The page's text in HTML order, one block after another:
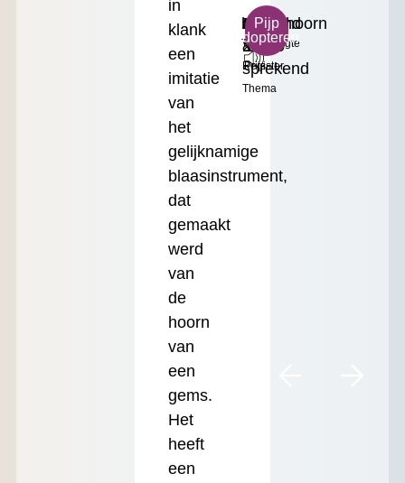
in
klank
een
imitatie
van
het
gelijknamige
blaasinstrument,
dat
gemaakt
werd
van
de
hoorn
van
een
gems.
Het
heeft
een
b²
Toonhoogte
Zingend
&
sprekend
Thema
Gemshoorn
2'
Register
Klein
Formaat
€
17.50
Prijs
Pijp
adopteren